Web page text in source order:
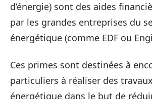
d’énergie) sont des aides
par les grandes entreprises du
énergétique (comme EDF ou
Ces primes sont destinées à
particuliers à réaliser des
énergétique dans le but de